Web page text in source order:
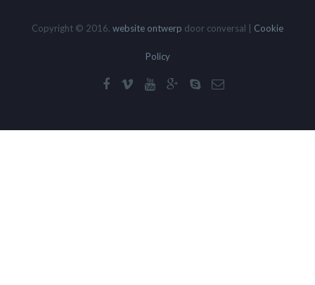
Copyright © 2016. website ontwerp door conversal | Cookie
Policy